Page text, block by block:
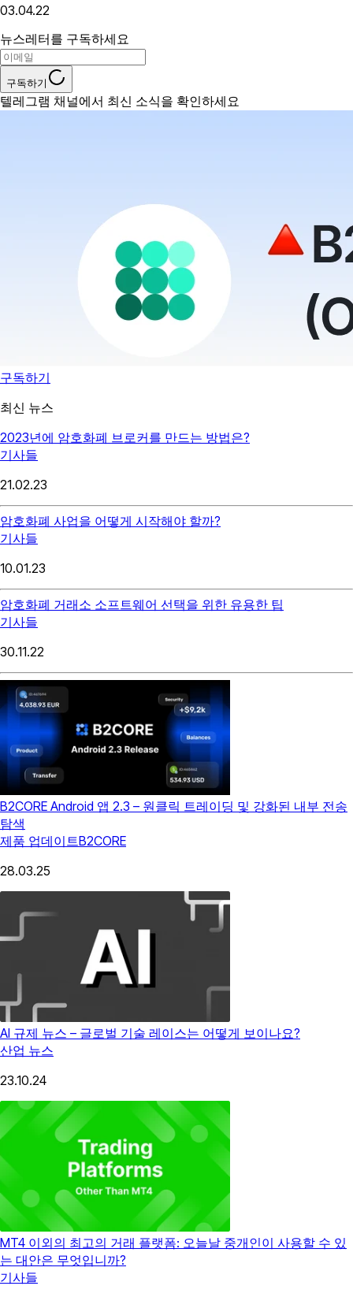
03.04.22
뉴스레터를 구독하세요
구독하기
텔레그램 채널에서 최신 소식을 확인하세요
구독하기
최신 뉴스
2023년에 암호화폐 브로커를 만드는 방법은?
기사들
21.02.23
암호화폐 사업을 어떻게 시작해야 할까?
기사들
10.01.23
암호화폐 거래소 소프트웨어 선택을 위한 유용한 팁
기사들
30.11.22
B2CORE Android 앱 2.3 – 원클릭 트레이딩 및 강화된 내부 전송
탐색
제품 업데이트B2CORE
28.03.25
AI 규제 뉴스 – 글로벌 기술 레이스는 어떻게 보이나요?
산업 뉴스
23.10.24
MT4 이외의 최고의 거래 플랫폼: 오늘날 중개인이 사용할 수 있
는 대안은 무엇입니까?
기사들